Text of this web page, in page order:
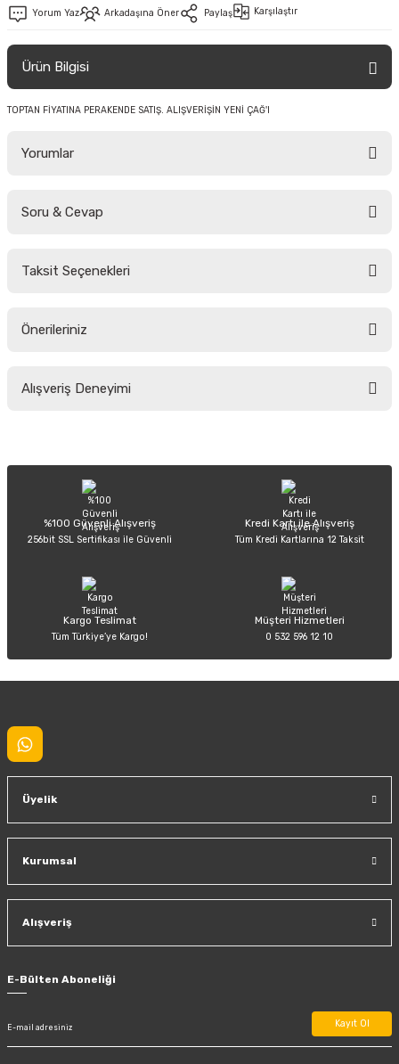
Yorum Yaz Arkadaşına Öner Paylaş Karşılaştır
Ürün Bilgisi
TOPTAN FİYATINA PERAKENDE SATIŞ. ALIŞVERİŞİN YENİ ÇAĞ'I
Yorumlar
Soru & Cevap
Taksit Seçenekleri
Önerileriniz
yetersiz gördüğünüz noktaları öneri formunu kullanarak tarafımıza
Ürün açıklamasında eksik bilgiler bulunuyor.
Ürün bilgilerinde hatalar bulunuyor.
Ürün fiyatı diğer sitelerden daha pahalı.
Alışveriş Deneyimi
Sitemize ilk yorumu siz yapın!
%100 Güvenli Alışveriş
256bit SSL Sertifikası ile Güvenli
Kredi Kartı ile Alışveriş
Tüm Kredi Kartlarına 12 Taksit
Kargo Teslimat
Tüm Türkiye’ye Kargo!
Müşteri Hizmetleri
0 532 596 12 10
Üyelik
Kurumsal
Alışveriş
E-Bülten Aboneliği
Kayıt Ol